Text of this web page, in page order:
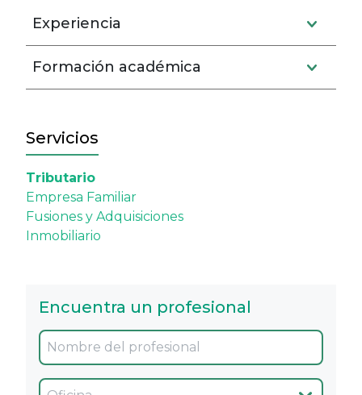
Experiencia
Formación académica
Servicios
Tributario
Empresa Familiar
Fusiones y Adquisiciones
Inmobiliario
Encuentra un profesional
Oficina